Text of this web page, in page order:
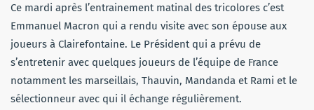
Ce mardi après l’entrainement matinal des tricolores c’est
Emmanuel Macron qui a rendu visite avec son épouse aux
joueurs à Clairefontaine. Le Président qui a prévu de
s’entretenir avec quelques joueurs de l’équipe de France
notamment les marseillais, Thauvin, Mandanda et Rami et le
sélectionneur avec qui il échange régulièrement.